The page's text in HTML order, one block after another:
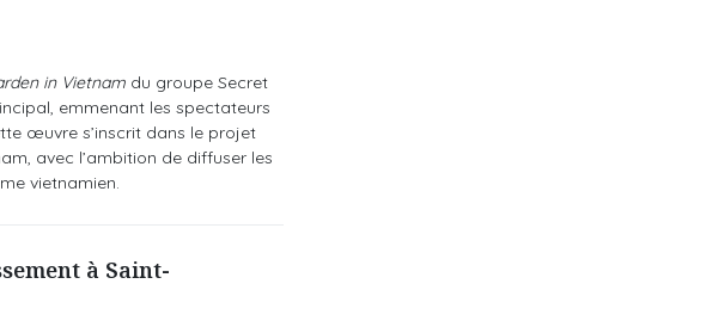
in Vietnam du groupe Secret
emmenant les spectateurs
œuvre s’inscrit dans le projet
avec l’ambition de diffuser les
vietnamien.
à Saint-